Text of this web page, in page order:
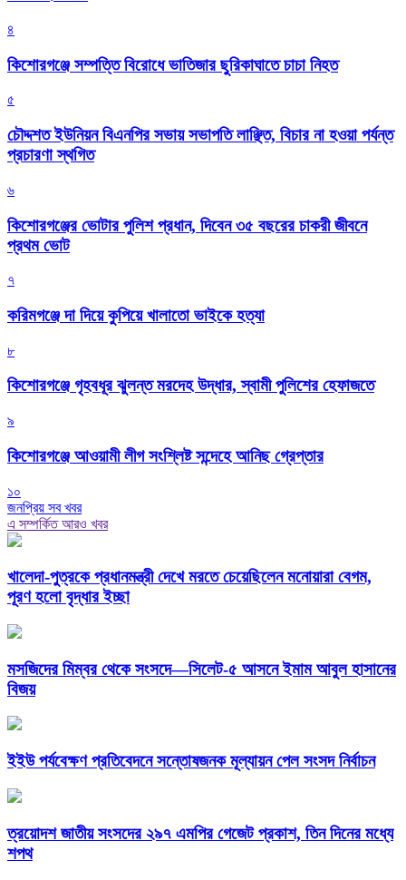
৪
কিশোরগঞ্জে সম্পত্তি বিরোধে ভাতিজার ছুরিকাঘাতে চাচা নিহত
৫
চৌদ্দশত ইউনিয়ন বিএনপির সভায় সভাপতি লাঞ্ছিত, বিচার না হওয়া পর্যন্ত
প্রচারণা স্থগিত
৬
কিশোরগঞ্জের ভোটার পুলিশ প্রধান, দিবেন ৩৫ বছরের চাকরী জীবনে
প্রথম ভোট
৭
করিমগঞ্জে দা দিয়ে কুপিয়ে খালাতো ভাইকে হত্যা
৮
কিশোরগঞ্জে গৃহবধূর ঝুলন্ত মরদেহ উদ্ধার, স্বামী পুলিশের হেফাজতে
৯
কিশোরগঞ্জে আওয়ামী লীগ সংশ্লিষ্ট সন্দেহে আনিছ গ্রেপ্তার
১০
জনপ্রিয় সব খবর
এ সম্পর্কিত আরও খবর
খালেদা-পুত্রকে প্রধানমন্ত্রী দেখে মরতে চেয়েছিলেন মনোয়ারা বেগম,
পূরণ হলো বৃদ্ধার ইচ্ছা
মসজিদের মিম্বর থেকে সংসদে—সিলেট-৫ আসনে ইমাম আবুল হাসানের
বিজয়
ইইউ পর্যবেক্ষণ প্রতিবেদনে সন্তোষজনক মূল্যায়ন পেল সংসদ নির্বাচন
ত্রয়োদশ জাতীয় সংসদের ২৯৭ এমপির গেজেট প্রকাশ, তিন দিনের মধ্যে
শপথ